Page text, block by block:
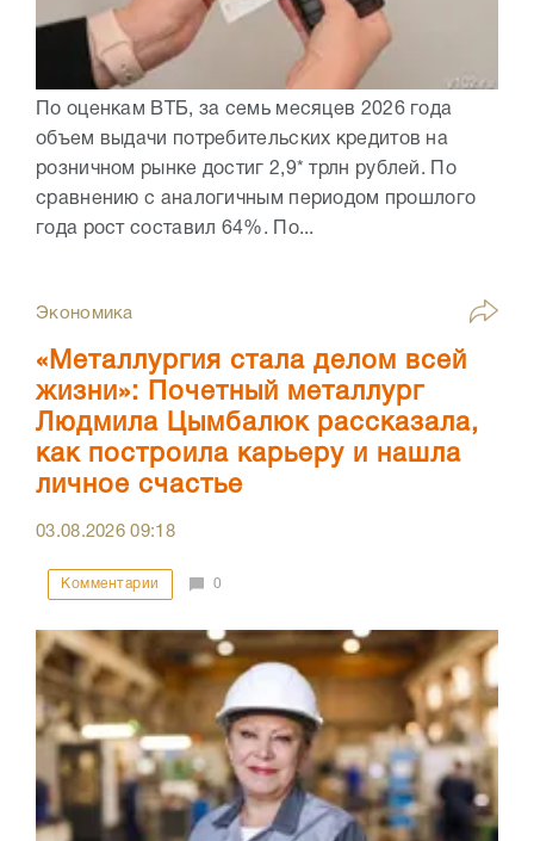
По оценкам ВТБ, за семь месяцев 2026 года
объем выдачи потребительских кредитов на
розничном рынке достиг 2,9* трлн рублей. По
сравнению с аналогичным периодом прошлого
года рост составил 64%. По...
Экономика
«Металлургия стала делом всей
жизни»: Почетный металлург
Людмила Цымбалюк рассказала,
как построила карьеру и нашла
личное счастье
03.08.202609:18
Комментарии 0